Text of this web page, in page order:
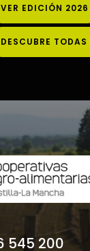
VER EDICIÓN 2026
DESCUBRE
545 200